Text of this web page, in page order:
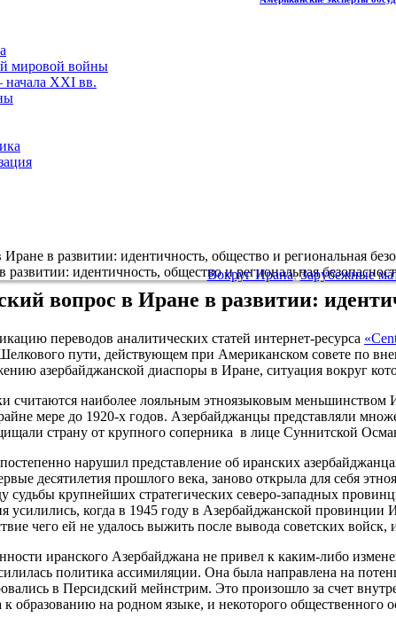
мировой войны
XXI вв.
в развитии: идентичность, общество и региональная
Вокруг Ирана,Зарубежные
вопрос в Иране в развитии:
переводов аналитических статей интернет-ресурса
пути, действующем при Американском совете по
азербайджанской диаспоры в Иране, ситуация вокруг
считаются наиболее лояльным этноязыковым
мере до 1920-х годов. Азербайджанцы представляли
страну от крупного соперника в лице Суннитской
нарушил представление об иранских
десятилетия прошлого века, заново открыла для себя
судьбы крупнейших стратегических северо-западных
усилились, когда в 1945 году в Азербайджанской
чего ей не удалось выжить после вывода советских
иранского Азербайджана не привел к каким-либо
политика ассимиляции. Она была направлена на
в Персидский мейнстрим. Это произошло за счет
образованию на родном языке, и некоторого